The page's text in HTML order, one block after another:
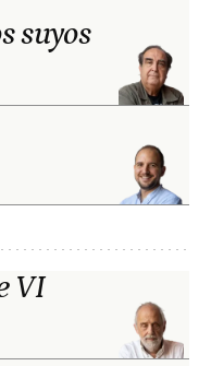
suyos
VI